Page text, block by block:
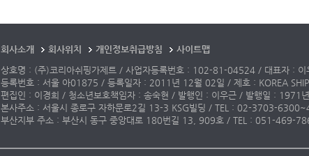
회사소개 회사위치 개인정보취급방침
사이트맵
상호명 : (주)코리아쉬핑가제트 / 사업자등록번호 : 102-81-04524 / 대표자 : 이
등록번호 : 서울 아01875 / 등록일자 : 2011년 12월 02일 / 제호 : KOREA
편집인 : 이경희 / 청소년보호책임자 : 송숙현 / 발행인 : 이우근 / 발행일 : 1971
본사주소 : 서울시 종로구 자하문로2길 13-3 KSG빌딩 / TEL : 02-3703-
부산지부 주소 : 부산시 동구 중앙대로 180번길 13, 909호 / TEL : 051-469-